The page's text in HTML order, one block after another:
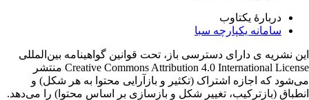
دربارۀ یکتاوب
سامانه یکپارچه سبا
نشریه ی دارای دسترسی باز، تحت قوانین گواهینامه بین‌المللی
Creative Commons Attribution 4.0 International License منتشر
که اجازه اشتراک (تکثیر و بازآرایی محتوا به هر شکل) و
(بازترکیب، تغییر شکل و بازسازی بر اساس محتوا) را می‌دهد.